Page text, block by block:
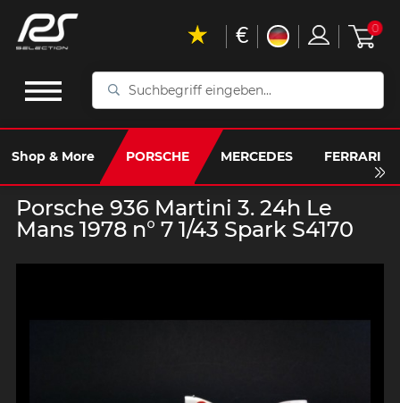
Suchbegriff
Shop & More PORSCHE MERCEDES FERRARI
€ 0
Porsche 936 Martini 3. 24h Le
Mans 1978 n° 7 1/43 Spark S4170